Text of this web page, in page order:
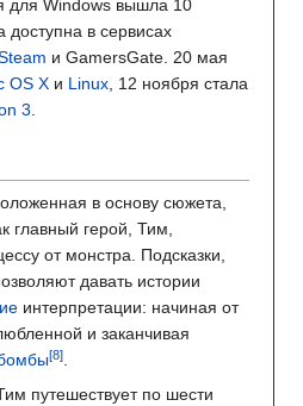
для Windows вышла 10
доступна в сервисах
и GamersGate. 20 мая
OS X и Linux, 12 ноября стала
3.
в основу сюжета,
главный герой, Тим,
от монстра. Подсказки,
давать истории
интерпретации: начиная от
и заканчивая
.
путешествует по шести